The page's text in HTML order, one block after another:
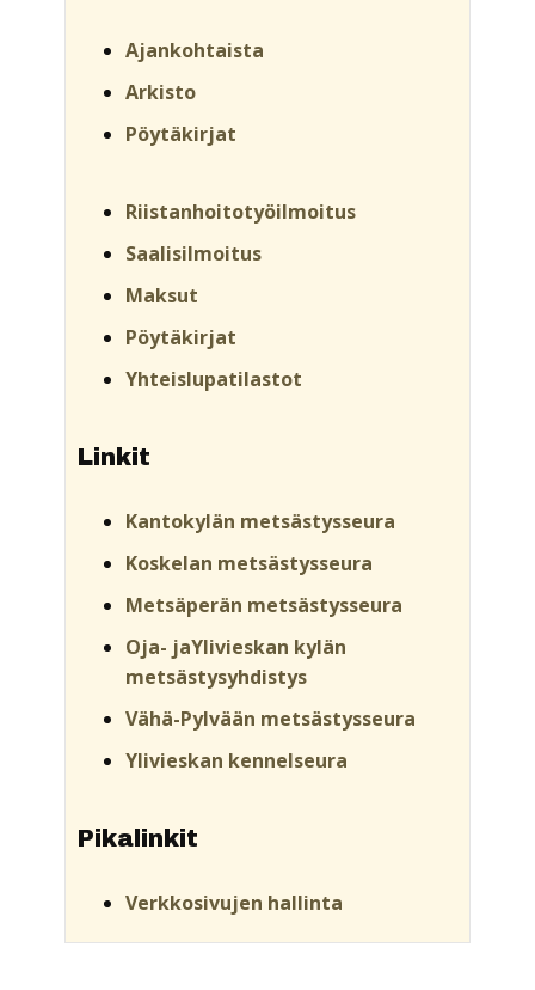
Ajankohtaista
Arkisto
Pöytäkirjat
Riistanhoitotyöilmoitus
Saalisilmoitus
Maksut
Pöytäkirjat
Yhteislupatilastot
Linkit
Kantokylän metsästysseura
Koskelan metsästysseura
Metsäperän metsästysseura
Oja- jaYlivieskan kylän
metsästysyhdistys
Vähä-Pylvään metsästysseura
Ylivieskan kennelseura
Pikalinkit
Verkkosivujen hallinta